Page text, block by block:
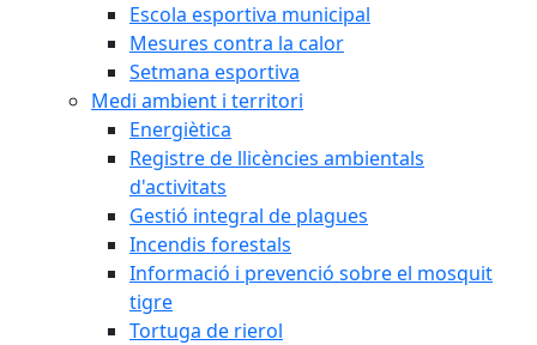
Escola esportiva municipal
Mesures contra la calor
Setmana esportiva
Medi ambient i territori
Energiètica
Registre de llicències ambientals
d'activitats
Gestió integral de plagues
Incendis forestals
Informació i prevenció sobre el mosquit
tigre
Tortuga de rierol